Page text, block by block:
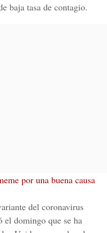
baja tasa de contagio.
por una buena causa
del coronavirus
el domingo que se ha